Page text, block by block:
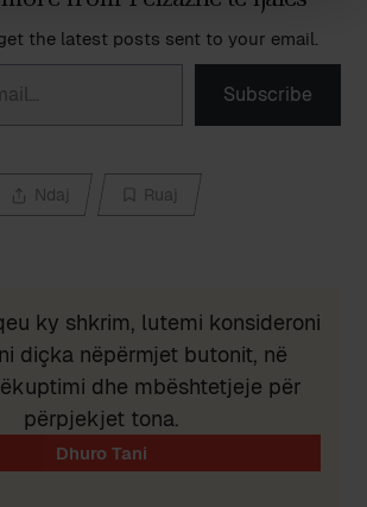
the latest posts sent to your email.
Subscribe
Ndaj Ruaj
ky shkrim, lutemi konsideroni
diçka nëpërmjet butonit, në
dhe mbështetjeje për
përpjekjet tona.